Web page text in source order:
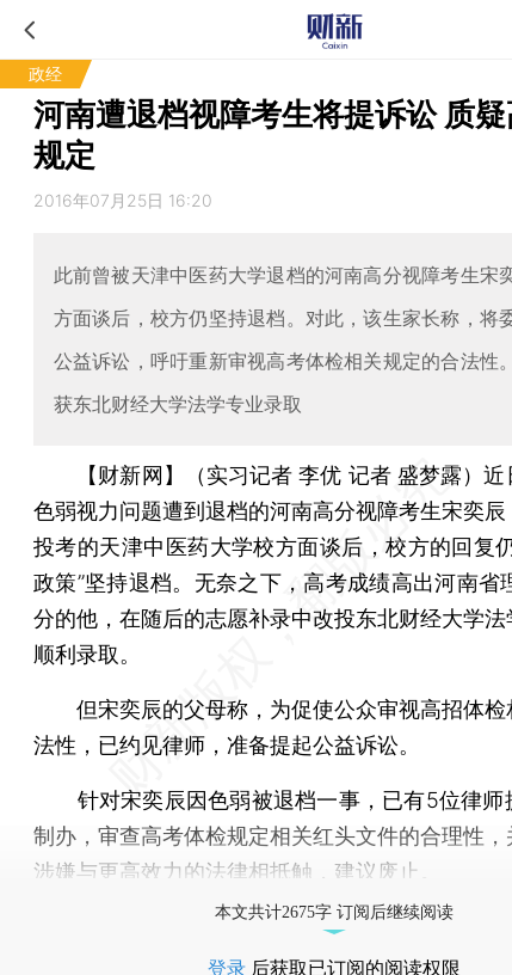
政经
河南遭退档视障考生将提诉讼 质
规定
2016年07月25日 16:20
此前曾被天津中医药大学退档的河南高分视障考生宋
方面谈后，校方仍坚持退档。对此，该生家长称，将
公益诉讼，呼吁重新审视高考体检相关规定的合法性
获东北财经大学法学专业录取
【财新网】（实习记者 李优 记者 盛梦露）近
色弱视力问题遭到退档的河南高分视障考生宋奕
投考的天津中医药大学校方面谈后，校方的回复
政策”坚持退档。无奈之下，高考成绩高出河南省
分的他，在随后的志愿补录中改投东北财经大学
顺利录取。
但宋奕辰的父母称，为促使公众审视高招体检
法性，已约见律师，准备提起公益诉讼。
针对宋奕辰因色弱被退档一事，已有5位律师
制办，审查高考体检规定相关红头文件的合理性，
涉嫌与更高效力的法律相抵触，建议废止。
本文共计2675字 订阅后继续阅读
登录 后获取已订阅的阅读权限